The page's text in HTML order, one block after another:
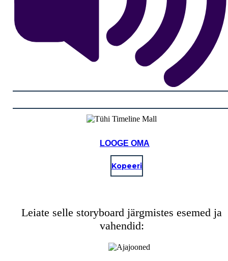
LOOGE OMA
Kopeeri
Leiate selle storyboard järgmistes esemed ja
vahendid: